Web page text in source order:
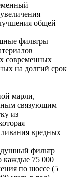
общей
фильтры
современных
на долгий срок
марли,
связующим
из
вредных
фильтр
каждые 75 000
по шоссе (5